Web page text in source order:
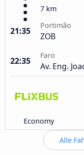
7 km
21:35
Portimão
ZOB
22:35
Faro
Av. Eng.
Economy
Alle